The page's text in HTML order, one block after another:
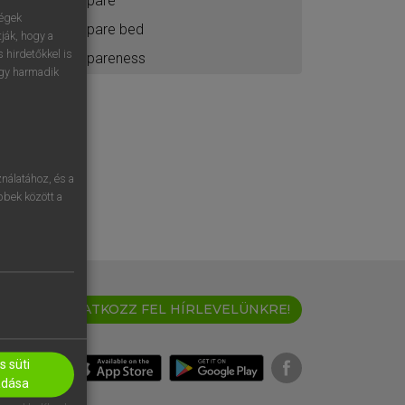
spare bed
spareness
IRATKOZZ FEL HÍRLEVELÜNKRE!
hogy a
hirdetőkkel is
harmadik
és a
között a
süti